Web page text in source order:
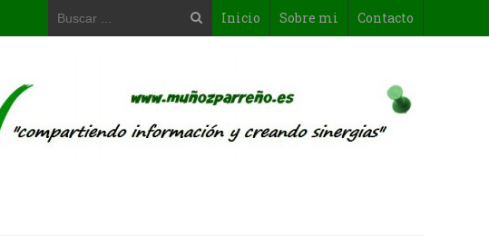
Inicio Sobre mi Contacto